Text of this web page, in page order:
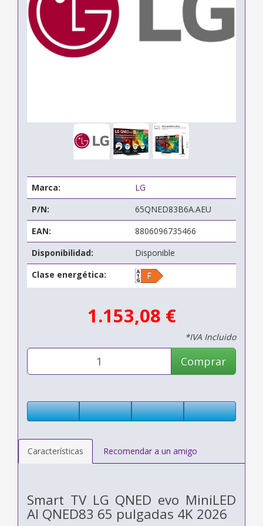
Marca:
LG
P/N:
65QNED83B6A.AEU
EAN:
8806096735466
Disponibilidad:
Disponible
Clase energética:
1.153,08 €
*IVA Incluido
Comprar
Características Recomendar a un amigo
Smart TV LG QNED evo MiniLED
AI QNED83 65 pulgadas 4K 2026